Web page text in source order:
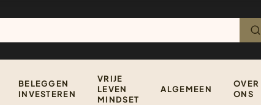
BELEGGEN
INVESTEREN
VRIJE
LEVEN
MINDSET
ALGEMEEN
OVER
ONS